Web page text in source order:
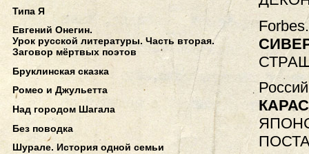
Типа Я
Евгений Онегин.
Урок русской литературы. Часть вторая.
Заговор мёртвых поэтов
Бруклинская сказка
Ромео и Джульетта
Над городом Шагала
Без поводка
Шурале. История одной семьи